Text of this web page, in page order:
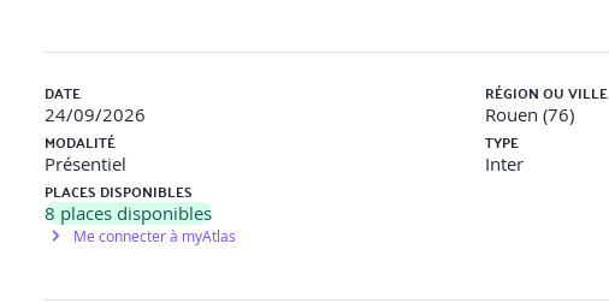
de suivi des entretiens de parcours professionnel
DATE
24/09/2026
RÉGION OU VILLE
Rouen (76)
MODALITÉ
Présentiel
TYPE
Inter
PLACES DISPONIBLES
8 places disponibles
Me connecter à myAtlas